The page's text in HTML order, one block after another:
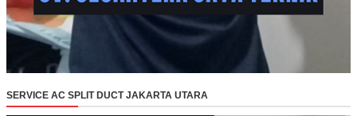
SERVICE AC SPLIT DUCT JAKARTA UTARA